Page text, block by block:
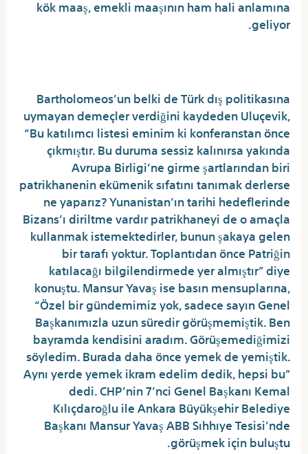
kök maaş, emekli maaşının ham hali anlamına
geliyor.
Bartholomeos’un belki de Türk dış politikasına
uymayan demeçler verdiğini kaydeden Uluçevik,
“Bu katılımcı listesi eminim ki konferanstan önce
çıkmıştır. Bu duruma sessiz kalınırsa yakında
Avrupa Birligi’ne girme şartlarından biri
patrikhanenin ekümenik sıfatını tanımak derlerse
ne yaparız? Yunanistan’ın tarihi hedeflerinde
Bizans’ı diriltme vardır patrikhaneyi de o amaçla
kullanmak istemektedirler, bunun şakaya gelen
bir tarafı yoktur. Toplantıdan önce Patriğin
katılacağı bilgilendirmede yer almıştır” diye
konuştu. Mansur Yavaş ise basın mensuplarına,
“Özel bir gündemimiz yok, sadece sayın Genel
Başkanımızla uzun süredir görüşmemiştik. Ben
bayramda kendisini aradım. Görüşemediğimizi
söyledim. Burada daha önce yemek de yemiştik.
Aynı yerde yemek ikram edelim dedik, hepsi bu”
dedi. CHP’nin 7’nci Genel Başkanı Kemal
Kılıçdaroğlu ile Ankara Büyükşehir Belediye
Başkanı Mansur Yavaş ABB Sıhhıye Tesisi’nde
görüşmek için buluştu.